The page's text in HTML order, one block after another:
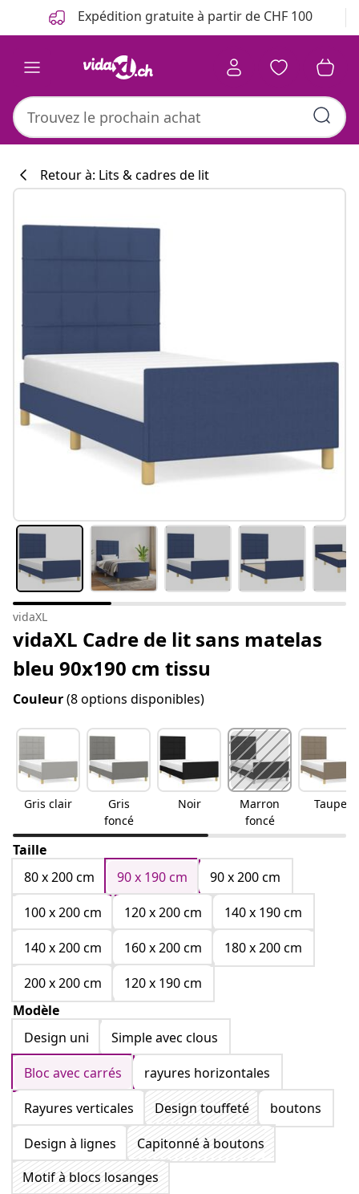
Précédent Expédition gratuite à partir de CHF 100
Retour à: Lits & cadres de lit
vidaXL
vidaXL Cadre de lit sans matelas
bleu 90x190 cm tissu
Couleur(8 options disponibles)
Gris clair
Gris
foncé
Noir
Marron
foncé
Taupe
Taille
80 x 200 cm
90 x 190 cm
90 x 200 cm
100 x 200 cm
120 x 200 cm
140 x 190 cm
140 x 200 cm
160 x 200 cm
180 x 200 cm
200 x 200 cm
120 x 190 cm
Modèle
Design uni
Simple avec clous
Bloc avec carrés
rayures horizontales
Rayures verticales
Design touffeté
boutons
Design à lignes
Capitonné à boutons
Motif à blocs losanges